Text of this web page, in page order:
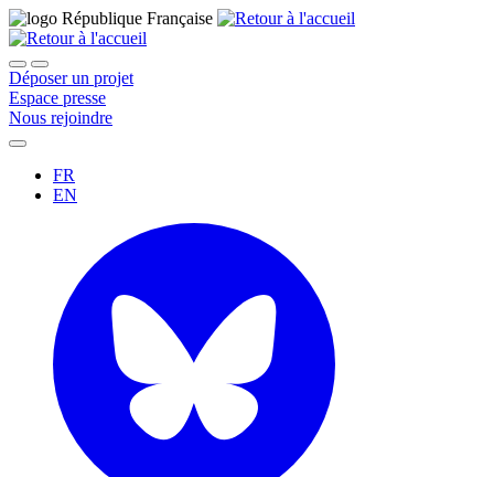
Déposer un projet
Espace presse
Nous rejoindre
FR
EN